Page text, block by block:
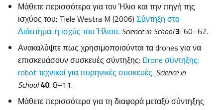
Μάθετε περισσότερα για τον Ήλιο και την πηγή της
ισχύος του: Tiele Westra M (2006) Σύντηξη στο
Διάστημα: η ισχύς του Ήλιου. ScienceinSchool3: 60–62.
Ανακαλύψτε πως χρησιμοποιούνται τα drones για να
επισκευάσουν συσκευές σύντηξης: Drone σύντηξης:
robot τεχνικοί για πυρηνικές συσκευές. Sciencein
School 40: 8–11.
Μάθετε περισσότερα για τη διαφορά μεταξύ σύντηξης